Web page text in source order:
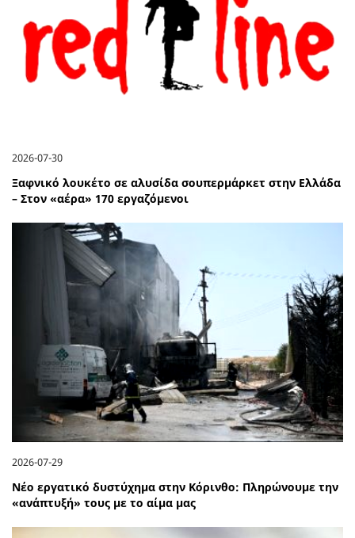
2026-07-30
Ξαφνικό λουκέτο σε αλυσίδα σουπερμάρκετ στην Ελλάδα
– Στον «αέρα» 170 εργαζόμενοι
2026-07-29
Νέο εργατικό δυστύχημα στην Κόρινθο: Πληρώνουμε την
«ανάπτυξή» τους με το αίμα μας